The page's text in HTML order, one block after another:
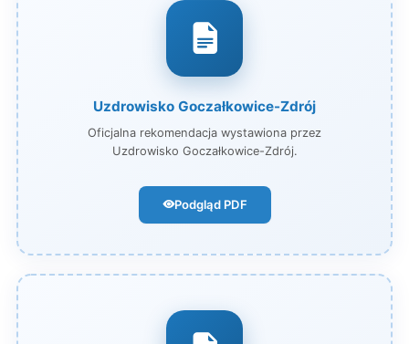
Uzdrowisko Goczałkowice-Zdrój
Oficjalna rekomendacja wystawiona przez
Uzdrowisko Goczałkowice-Zdrój.
Podgląd PDF